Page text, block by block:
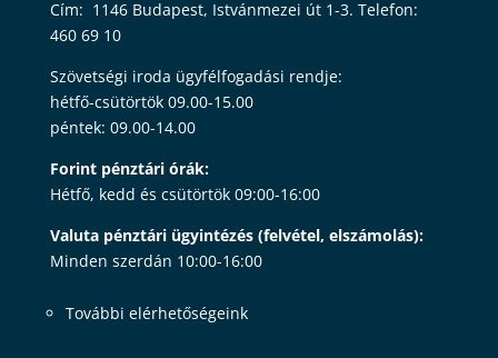
Cím: 1146 Budapest, Istvánmezei út 1-3. Telefon:
460 69 10
Szövetségi iroda ügyfélfogadási rendje:
hétfő-csütörtök 09.00-15.00
péntek: 09.00-14.00
Forint pénztári órák:
Hétfő, kedd és csütörtök 09:00-16:00
Valuta pénztári ügyintézés (felvétel, elszámolás):
Minden szerdán 10:00-16:00
További elérhetőségeink